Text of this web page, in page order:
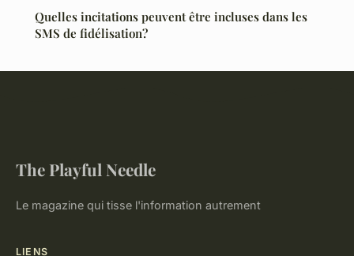
Quelles incitations peuvent être incluses dans les
SMS de fidélisation?
The Playful Needle
Le magazine qui tisse l'information autrement
LIENS